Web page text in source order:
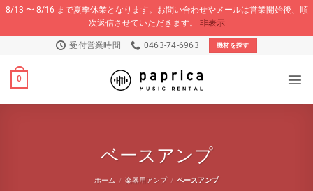
8/13 〜 8/16 まで夏季休業となります。お問い合わせやメールは営業開始後、順
次返信させていただきます。 非表示
content
受付営業時間 0463-74-6963 機材を探す
0
ベースアンプ
ホーム / 楽器用アンプ / ベースアンプ